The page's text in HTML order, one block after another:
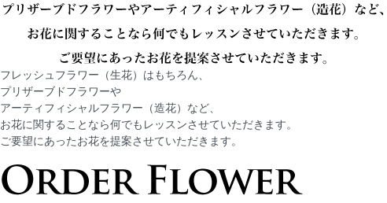
フレッシュフラワー（生花）はもちろん、
プリザーブドフラワーや
アーティフィシャルフラワー（造花）など、
お花に関することなら何でもレッスンさせていただきます。
ご要望にあったお花を提案させていただきます。